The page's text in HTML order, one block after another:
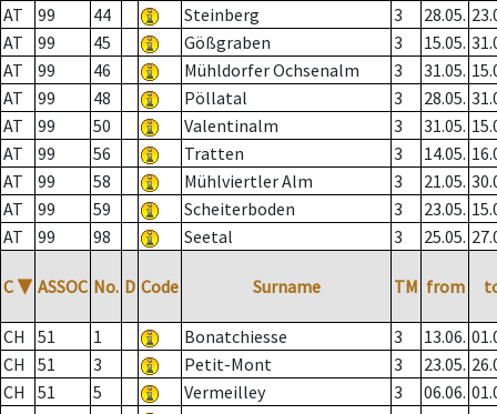
AT
99 44 Steinberg 3 28.05.
AT
99 45 Gößgraben 3 15.05.
AT
99 46 Mühldorfer Ochsenalm 3 31.05.
AT
99 48 Pöllatal 3 28.05.
AT
99 50 Valentinalm 3 31.05.
AT
99 56 Tratten 3 14.05.
AT
99 58 Mühlviertler Alm 3 21.05.
AT
99 59 Scheiterboden 3 23.05.
AT
99 98 Seetal 3 25.05.
C ▼ ASSOC No. D Code Surname TM from
CH 51 1 Bonatchiesse 3 13.06.
CH
51 3 Petit-Mont 3 23.05.
CH
51 5 Vermeilley 3 06.06.